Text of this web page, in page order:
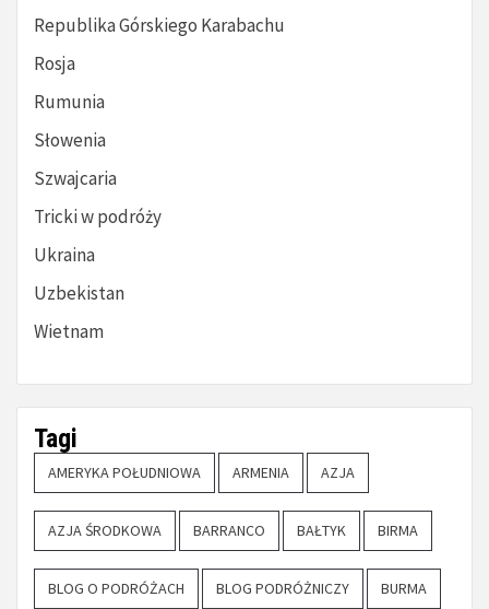
Republika Górskiego Karabachu
Rosja
Rumunia
Słowenia
Szwajcaria
Tricki w podróży
Ukraina
Uzbekistan
Wietnam
Tagi
AMERYKA POŁUDNIOWA ARMENIA AZJA
AZJA ŚRODKOWA BARRANCO BAŁTYK BIRMA
BLOG O PODRÓŻACH BLOG PODRÓŻNICZY BURMA